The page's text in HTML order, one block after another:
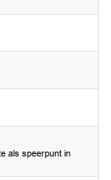
als speerpunt in